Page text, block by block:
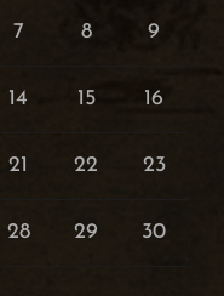
7 8 9
14 15 16
21 22 23
28 29 30